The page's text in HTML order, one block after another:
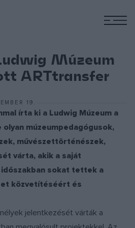
Múzeum
ARTtransfer
19.
írta ki a Ludwig Múzeum a
múzeumpedagógusok,
művészettörténészek,
várta, akik a saját
sokat tettek a
közvetítéséért és
jelentkezését várták a